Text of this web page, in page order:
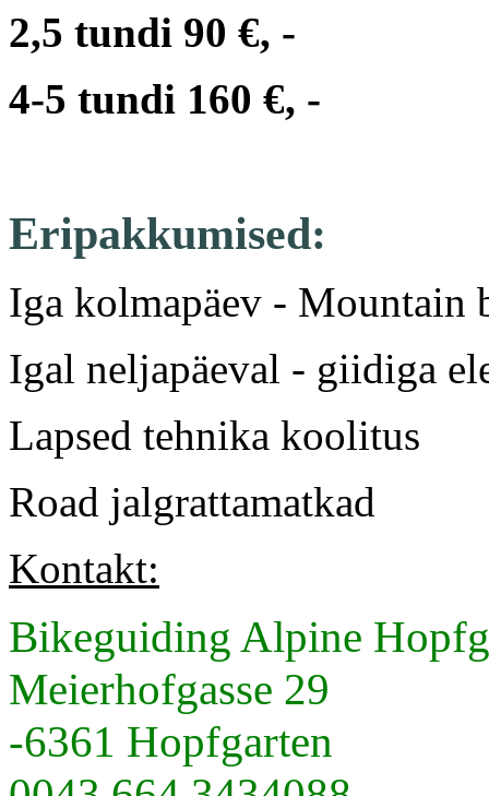
2,5 tundi 90 €, -
4-5 tundi 160 €, -
Eripakkumised:
Iga kolmapäev - Mountain
Igal neljapäeval - giidiga
Lapsed tehnika koolitus
Road jalgrattamatkad
Kontakt:
Bikeguiding Alpine
Meierhofgasse 29
-6361 Hopfgarten